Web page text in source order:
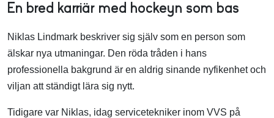
En bred karriär med hockeyn som bas
Niklas Lindmark beskriver sig själv som en person som
älskar nya utmaningar. Den röda tråden i hans
professionella bakgrund är en aldrig sinande nyfikenhet och
viljan att ständigt lära sig nytt.
Tidigare var Niklas, idag servicetekniker inom VVS på